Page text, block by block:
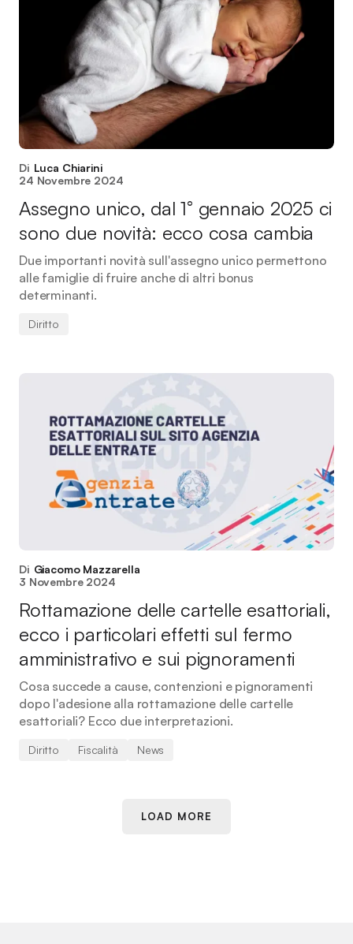
Di Luca Chiarini
24 Novembre 2024
Assegno unico, dal 1° gennaio 2025 ci
sono due novità: ecco cosa cambia
Due importanti novità sull'assegno unico permettono
alle famiglie di fruire anche di altri bonus
determinanti.
Diritto
Di Giacomo Mazzarella
3 Novembre 2024
Rottamazione delle cartelle esattoriali,
ecco i particolari effetti sul fermo
amministrativo e sui pignoramenti
Cosa succede a cause, contenzioni e pignoramenti
dopo l'adesione alla rottamazione delle cartelle
esattoriali? Ecco due interpretazioni.
Diritto Fiscalità News
LOAD MORE